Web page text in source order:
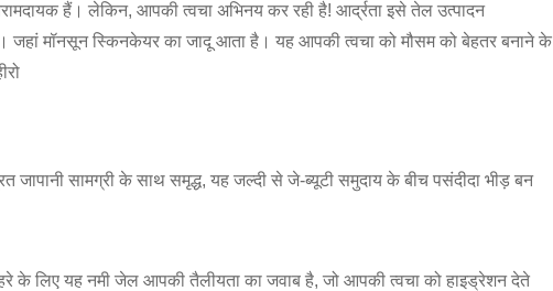
हैं। लेकिन, आपकी त्वचा अभिनय कर रही है! आर्द्रता इसे तेल उत्पादन
मॉनसून स्किनकेयर का जादू आता है। यह आपकी त्वचा को मौसम को बेहतर बनाने के
जापानी सामग्री के साथ समृद्ध, यह जल्दी से जे-ब्यूटी समुदाय के बीच पसंदीदा भीड़ बन
के लिए यह नमी जेल आपकी तैलीयता का जवाब है, जो आपकी त्वचा को हाइड्रेशन देते